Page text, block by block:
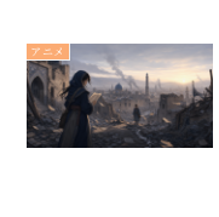
アニメ